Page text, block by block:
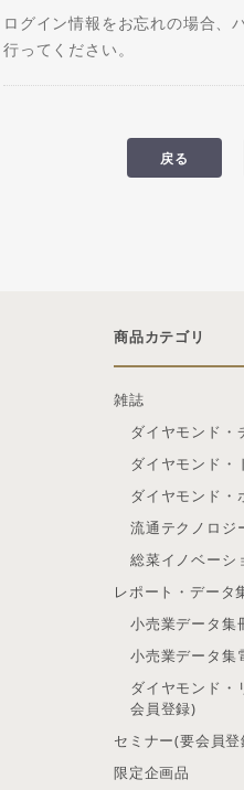
ログイン情報をお忘れの場合、
行ってください。
戻る
商品カテゴリ
雑誌
ダイヤモンド・
ダイヤモンド・
ダイヤモンド・
流通テクノロジ
総菜イノベーシ
レポート・データ
小売業データ集
小売業データ集
ダイヤモンド・
会員登録)
セミナー(要会員登
限定企画品